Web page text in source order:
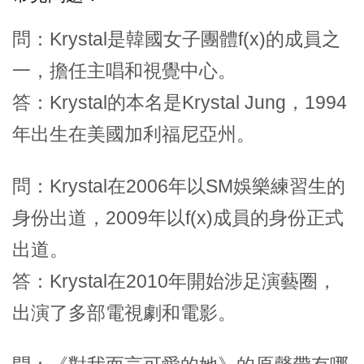
問：Krystal是韓國女子團體f(x)的成員之
一，擔任主唱和視覺中心。
答：Krystal的本名是Krystal Jung，1994
年出生在美國加利福尼亞州。
問：Krystal在2006年以SM娛樂練習生的
身份出道，2009年以f(x)成員的身份正式
出道。
答：Krystal在2010年開始涉足演藝圈，
出演了多部電視劇和電影。